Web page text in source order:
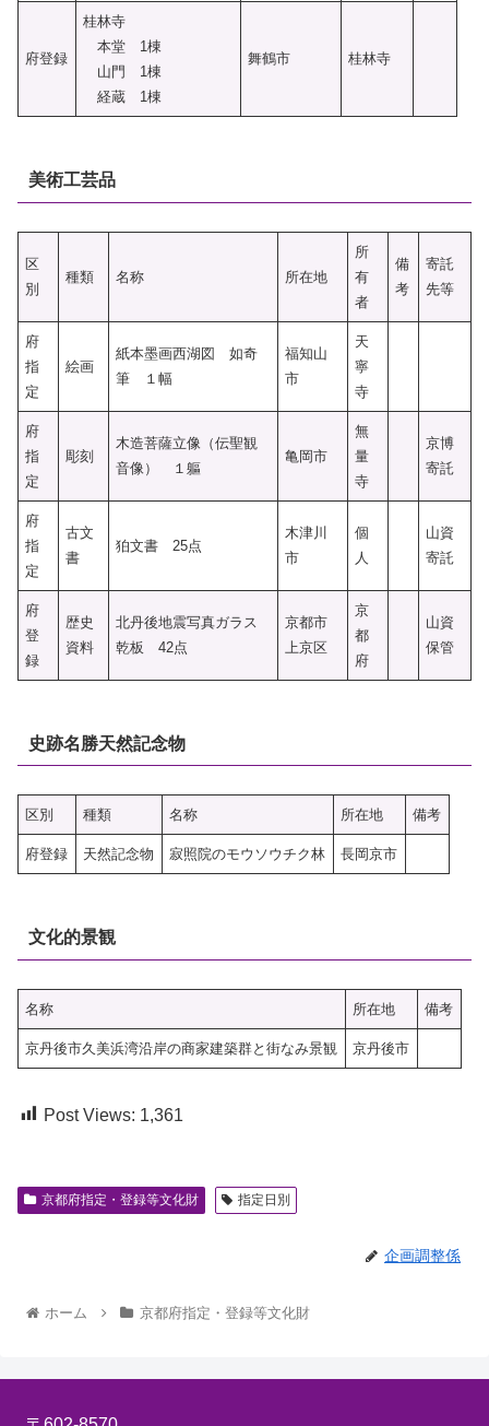
府登録
桂林寺
本堂 1棟
山門 1棟
経蔵 1棟
舞鶴市 桂林寺
美術工芸品
区
別
種類 名称 所在地
所
有
者
備
考
寄託
先等
府
指
定
絵画
紙本墨画西湖図 如奇
筆 １幅
福知山
市
天
寧
寺
府
指
定
彫刻
木造菩薩立像（伝聖観
音像） １軀
亀岡市
無
量
寺
京博
寄託
府
指
定
古文
書
狛文書 25点
木津川
市
個
人
山資
寄託
府
登
録
歴史
資料
北丹後地震写真ガラス
乾板 42点
京都市
上京区
京
都
府
山資
保管
史跡名勝天然記念物
区別 種類 名称 所在地 備考
府登録 天然記念物 寂照院のモウソウチク林 長岡京市
文化的景観
名称 所在地 備考
京丹後市久美浜湾沿岸の商家建築群と街なみ景観 京丹後市
Post Views: 1,361
京都府指定・登録等文化財 指定日別
企画調整係
ホーム 京都府指定・登録等文化財